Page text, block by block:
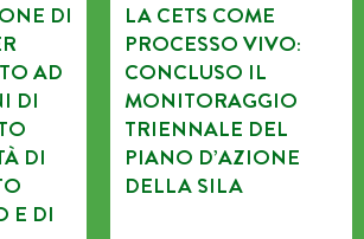
DI
AD
DI
DI
E DI
LA CETS COME
PROCESSO VIVO:
CONCLUSO IL
MONITORAGGIO
TRIENNALE DEL
PIANO D’AZIONE
DELLA SILA